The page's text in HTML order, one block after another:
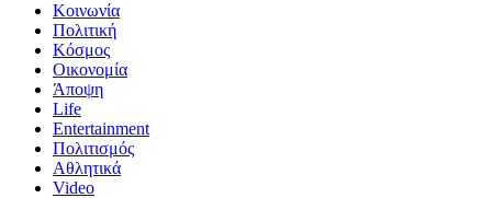
Κοινωνία
Πολιτική
Κόσμος
Οικονομία
Άποψη
Life
Entertainment
Πολιτισμός
Αθλητικά
Video